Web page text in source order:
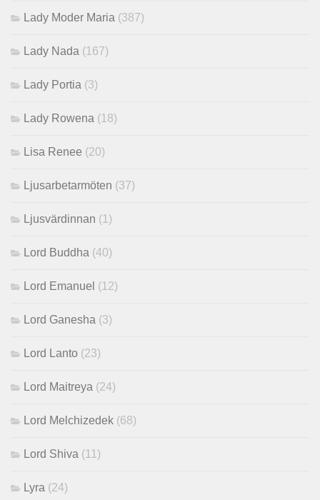
Lady Moder Maria (387)
Lady Nada (167)
Lady Portia (3)
Lady Rowena (18)
Lisa Renee (20)
Ljusarbetarmöten (37)
Ljusvärdinnan (1)
Lord Buddha (40)
Lord Emanuel (12)
Lord Ganesha (3)
Lord Lanto (23)
Lord Maitreya (24)
Lord Melchizedek (68)
Lord Shiva (11)
Lyra (24)